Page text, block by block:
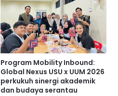
Program Mobility Inbound:
Global Nexus USU x UUM 2026
perkukuh sinergi akademik
dan budaya serantau